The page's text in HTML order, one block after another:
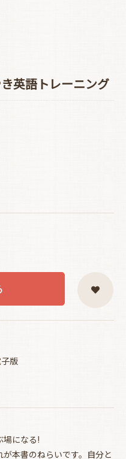
英語トレーニング
版
になる!
が本書のねらいです。自分と